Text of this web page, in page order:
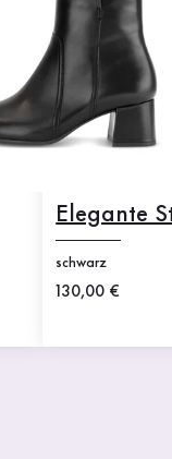
Elegante
schwarz
Neuer Preis
130,00 €